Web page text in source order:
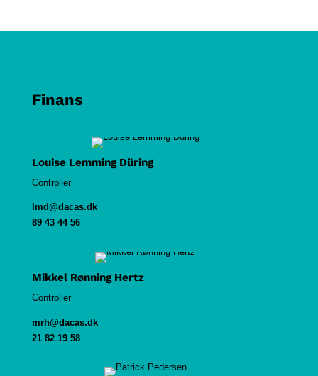
Finans
Louise Lemming Düring
Controller
lmd@dacas.dk
89 43 44 56
Mikkel Rønning Hertz
Controller
mrh@dacas.dk
21 82 19 58